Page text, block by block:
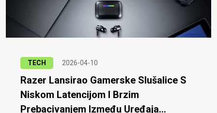
TECH 2026-04-10
Razer Lansirao Gamerske Slušalice S
Niskom Latencijom I Brzim
Prebacivanjem Između Uređaja...